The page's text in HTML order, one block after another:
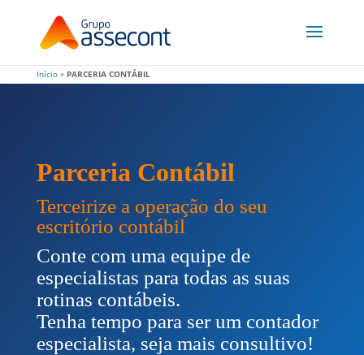
Início» PARCERIA CONTÁBIL
Parceria Contábil
Terceirize a operação do seu
escritório contábil
Conte com uma equipe de
especialistas para todas as suas
rotinas contábeis.
Tenha tempo para ser um contador
especialista, seja mais consultivo!